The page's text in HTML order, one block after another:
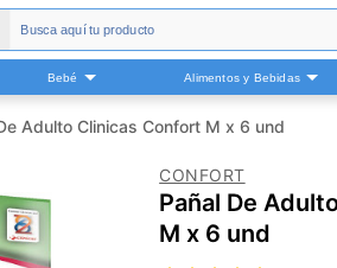
Otros
Bebé Alimentos y Bebidas
Adulto Clinicas Confort M x 6 und
CONFORT
Pañal De
M x 6 und